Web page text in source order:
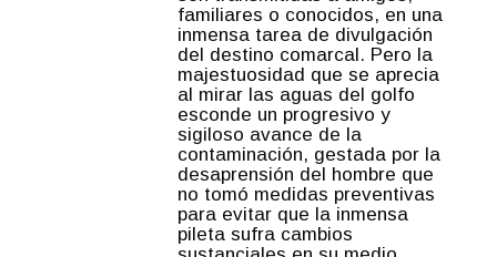
familiares o conocidos, en una
inmensa tarea de divulgación
del destino comarcal. Pero la
majestuosidad que se aprecia
al mirar las aguas del golfo
esconde un progresivo y
sigiloso avance de la
contaminación, gestada por la
desaprensión del hombre que
no tomó medidas preventivas
para evitar que la inmensa
pileta sufra cambios